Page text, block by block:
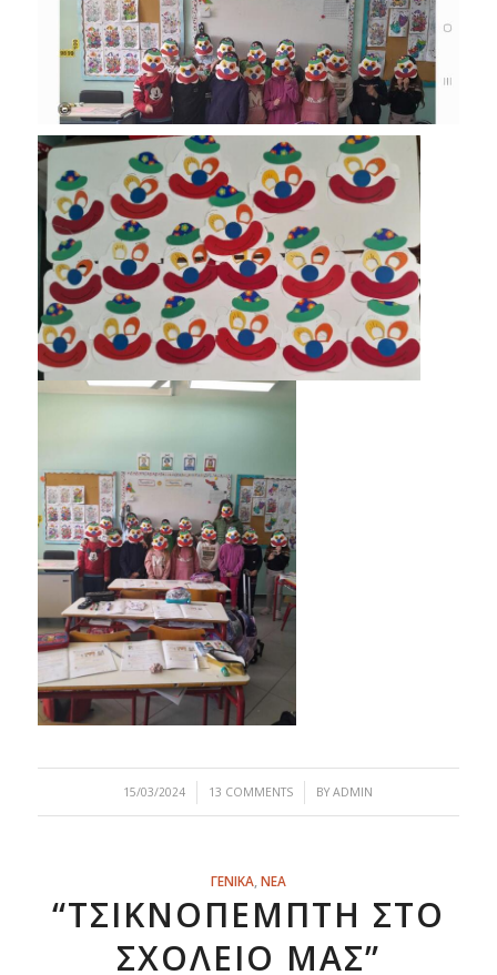
15/03/2024
/ 13 COMMENTS
/ BYADMIN
ΓΕΝΙΚΑ,ΝΕΑ
“ΤΣΙΚΝΟΠΈΜΠΤΗ ΣΤΟ
ΣΧΟΛΕΊΟ ΜΑΣ”